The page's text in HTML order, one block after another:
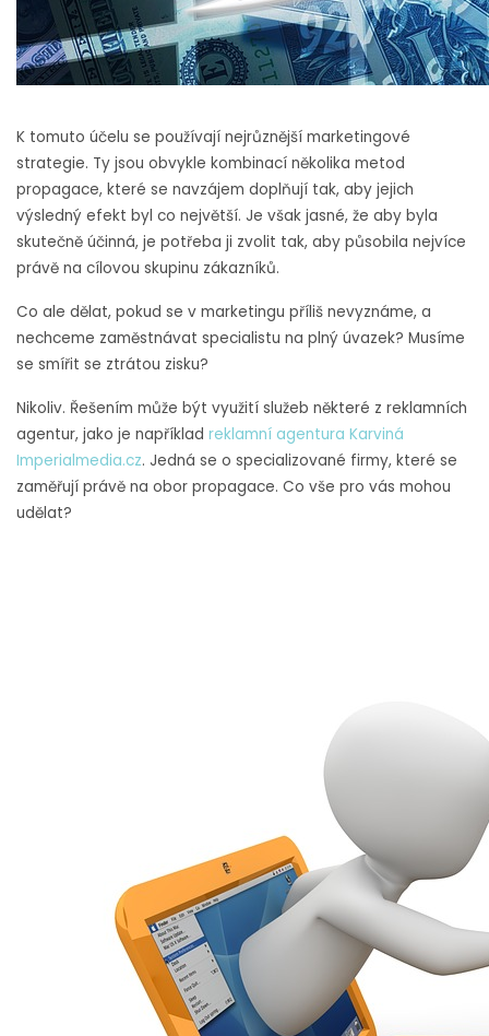
K tomuto účelu se používají nejrůznější marketingové
strategie. Ty jsou obvykle kombinací několika metod
propagace, které se navzájem doplňují tak, aby jejich
výsledný efekt byl co největší. Je však jasné, že aby byla
skutečně účinná, je potřeba ji zvolit tak, aby působila nejvíce
právě na cílovou skupinu zákazníků.
Co ale dělat, pokud se v marketingu příliš nevyznáme, a
nechceme zaměstnávat specialistu na plný úvazek? Musíme
se smířit se ztrátou zisku?
Nikoliv. Řešením může být využití služeb některé z reklamních
agentur, jako je například reklamní agentura Karviná
Imperialmedia.cz. Jedná se o specializované firmy, které se
zaměřují právě na obor propagace. Co vše pro vás mohou
udělat?